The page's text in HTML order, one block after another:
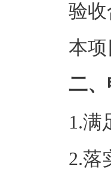
验收
本
二
1.满
2.落